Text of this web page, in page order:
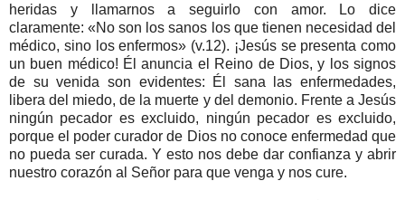
heridas y llamarnos a seguirlo con amor. Lo dice
claramente: «No son los sanos los que tienen necesidad del
médico, sino los enfermos» (v.12). ¡Jesús se presenta como
un buen médico! Él anuncia el Reino de Dios, y los signos
de su venida son evidentes: Él sana las enfermedades,
libera del miedo, de la muerte y del demonio. Frente a Jesús
ningún pecador es excluido, ningún pecador es excluido,
porque el poder curador de Dios no conoce enfermedad que
no pueda ser curada. Y esto nos debe dar confianza y abrir
nuestro corazón al Señor para que venga y nos cure.